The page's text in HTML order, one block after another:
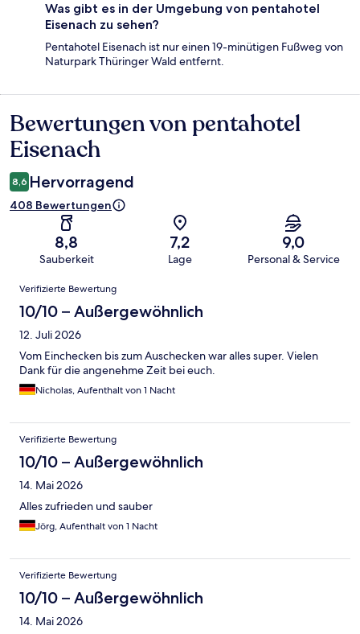
Was gibt es in der Umgebung von pentahotel
Eisenach zu sehen?
Pentahotel Eisenach ist nur einen 19-minütigen Fußweg von
Naturpark Thüringer Wald entfernt.
Bewertungen
Bewertungen von pentahotel
Eisenach
8,6 Hervorragend
408 Bewertungen
8,8
Sauberkeit
7,2
Lage
9,0
Personal & Service
Bewertungen
Verifizierte Bewertung
10/10 – Außergewöhnlich
12. Juli 2026
Vom Einchecken bis zum Auschecken war alles super. Vielen
Dank für die angenehme Zeit bei euch.
Nicholas, Aufenthalt von 1 Nacht
Verifizierte Bewertung
10/10 – Außergewöhnlich
14. Mai 2026
Alles zufrieden und sauber
Jörg, Aufenthalt von 1 Nacht
Verifizierte Bewertung
10/10 – Außergewöhnlich
14. Mai 2026